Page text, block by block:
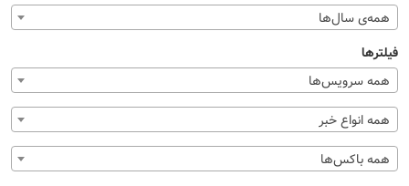
همه‌ی سال‌ها
فیلترها
همه سرویس‌ها
همه انواع خبر
همه باکس‌ها